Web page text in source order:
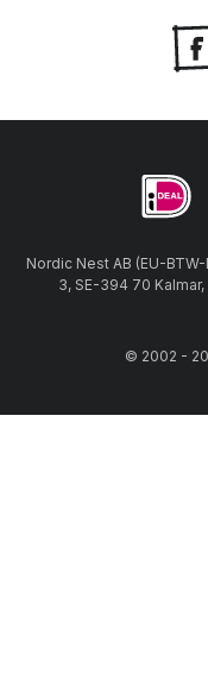
Nordic Nest AB (EU-
3, SE-394 70
© 2002 -